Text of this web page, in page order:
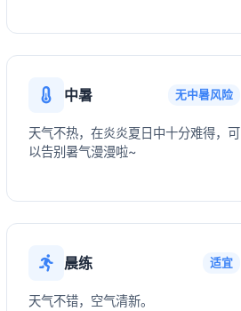
中暑 无中暑风险
天气不热，在炎炎夏日中十分难得，可
以告别暑气漫漫啦~
晨练 适宜
天气不错，空气清新。